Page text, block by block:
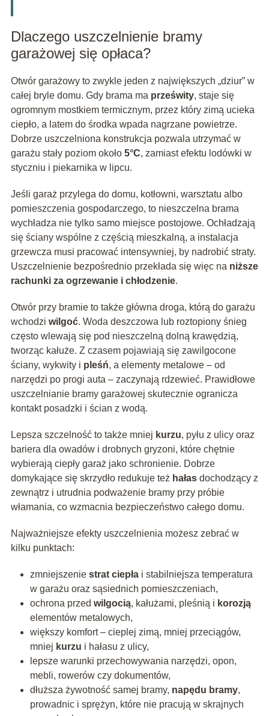
Dlaczego uszczelnienie bramy
garażowej się opłaca?
Otwór garażowy to zwykle jeden z największych „dziur” w
całej bryle domu. Gdy brama ma prześwity, staje się
ogromnym mostkiem termicznym, przez który zimą ucieka
ciepło, a latem do środka wpada nagrzane powietrze.
Dobrze uszczelniona konstrukcja pozwala utrzymać w
garażu stały poziom około 5°C, zamiast efektu lodówki w
styczniu i piekarnika w lipcu.
Jeśli garaż przylega do domu, kotłowni, warsztatu albo
pomieszczenia gospodarczego, to nieszczelna brama
wychładza nie tylko samo miejsce postojowe. Ochładzają
się ściany wspólne z częścią mieszkalną, a instalacja
grzewcza musi pracować intensywniej, by nadrobić straty.
Uszczelnienie bezpośrednio przekłada się więc na niższe
rachunki za ogrzewanie i chłodzenie.
Otwór przy bramie to także główna droga, którą do garażu
wchodzi wilgoć. Woda deszczowa lub roztopiony śnieg
często wlewają się pod nieszczelną dolną krawędzią,
tworząc kałuże. Z czasem pojawiają się zawilgocone
ściany, wykwity i pleśń, a elementy metalowe – od
narzędzi po progi auta – zaczynają rdzewieć. Prawidłowe
uszczelnianie bramy garażowej skutecznie ogranicza
kontakt posadzki i ścian z wodą.
Lepsza szczelność to także mniej kurzu, pyłu z ulicy oraz
bariera dla owadów i drobnych gryzoni, które chętnie
wybierają ciepły garaż jako schronienie. Dobrze
domykające się skrzydło redukuje też hałasdochodzący z
zewnątrz i utrudnia podważenie bramy przy próbie
włamania, co wzmacnia bezpieczeństwo całego domu.
Najważniejsze efekty uszczelnienia możesz zebrać w
kilku punktach:
zmniejszenie strat ciepłai stabilniejsza temperatura
w garażu oraz sąsiednich pomieszczeniach,
ochrona przed wilgocią, kałużami, pleśnią i korozją
elementów metalowych,
większy komfort – cieplej zimą, mniej przeciągów,
mniej kurzu i hałasu z ulicy,
lepsze warunki przechowywania narzędzi, opon,
mebli, rowerów czy dokumentów,
dłuższa żywotność samej bramy, napędu bramy,
prowadnic i sprężyn, które nie pracują w skrajnych